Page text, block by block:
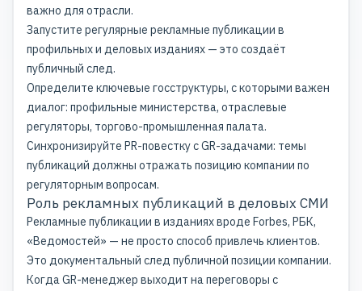
важно для отрасли.
Запустите регулярные рекламные публикации в
профильных и деловых изданиях — это создаёт
публичный след.
Определите ключевые госструктуры, с которыми важен
диалог: профильные министерства, отраслевые
регуляторы, торгово-промышленная палата.
Синхронизируйте PR-повестку с GR-задачами: темы
публикаций должны отражать позицию компании по
регуляторным вопросам.
Роль рекламных публикаций в деловых СМИ
Рекламные публикации в изданиях вроде Forbes, РБК,
«Ведомостей» — не просто способ привлечь клиентов.
Это документальный след публичной позиции компании.
Когда GR-менеджер выходит на переговоры с